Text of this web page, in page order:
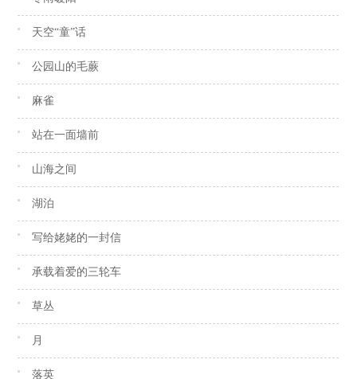
天空“童”话
公园山的毛蕨
麻雀
站在一面墙前
山海之间
湖泊
写给姥姥的一封信
承载着爱的三轮车
草丛
月
落英